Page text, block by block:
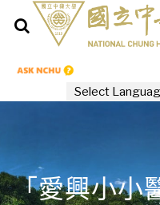
「愛興小小